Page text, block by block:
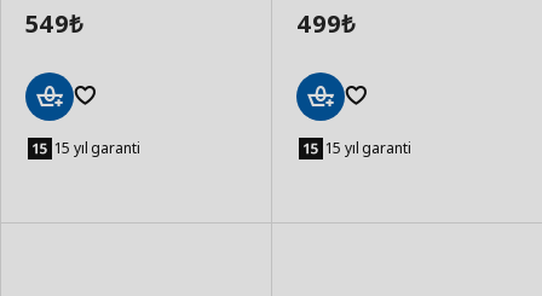
549₺
Ekle 15 yıl garanti
499₺
Ekle 15 yıl garanti